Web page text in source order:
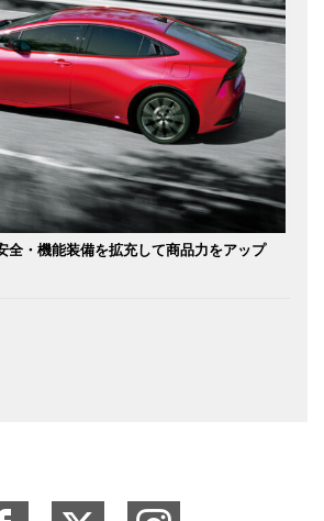
全・機能装備を拡充して商品力をアップ